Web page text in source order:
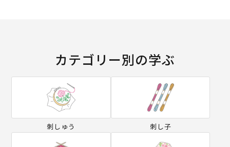
カテゴリー別の学ぶ
刺しゅう 刺し子